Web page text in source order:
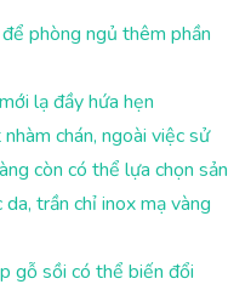
phòng ngủ thêm phần
lạ đầy hứa hẹn
chán, ngoài việc sử
còn có thể lựa chọn sản
trần chỉ inox mạ vàng
gỗ sồi có thể biến đổi